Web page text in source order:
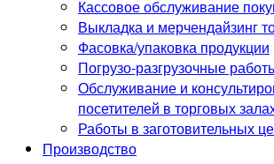
Кассовое обслуживание
Выкладка и мерчендайзинг
Фасовка/упаковка продукции
Погрузо-разгрузочные
Обслуживание и
посетителей в торговых
Работы в заготовительных
Производство